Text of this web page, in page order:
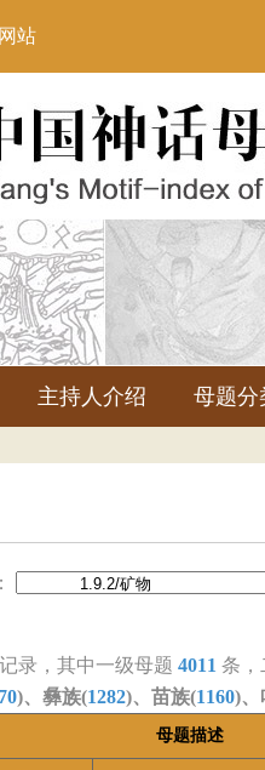
站
主持人介绍 母题分
录，其中一级母题 4011 条
)、彝族(1282)、苗族(1160)、
母题描述